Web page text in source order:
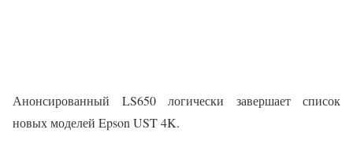
Анонсированный LS650 логически завершает список
новых моделей Epson UST 4K.